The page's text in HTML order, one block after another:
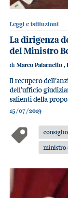
Leggi e istituzioni
La dirigenza
del Ministro
di Marco Patarnello ,
Il recupero
dell’ufficio
salienti della
15/07/2019
ministro